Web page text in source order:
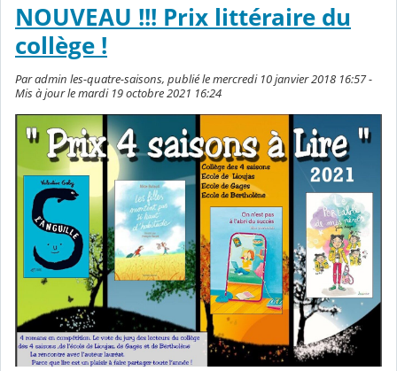
NOUVEAU !!! Prix littéraire du
collège !
Par admin les-quatre-saisons, publié le mercredi 10 janvier 2018 16:57 -
Mis à jour le mardi 19 octobre 2021 16:24